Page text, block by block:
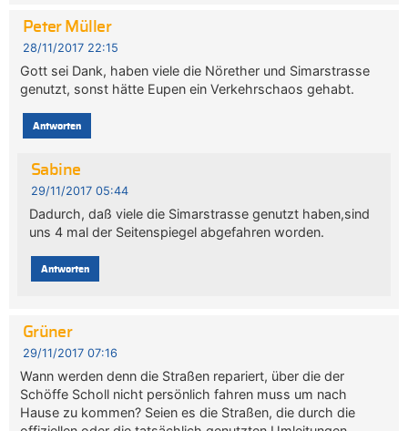
Peter Müller
28/11/2017 22:15
Gott sei Dank, haben viele die Nörether und Simarstrasse
genutzt, sonst hätte Eupen ein Verkehrschaos gehabt.
Antworten
Sabine
29/11/2017 05:44
Dadurch, daß viele die Simarstrasse genutzt haben,sind
uns 4 mal der Seitenspiegel abgefahren worden.
Antworten
Grüner
29/11/2017 07:16
Wann werden denn die Straßen repariert, über die der
Schöffe Scholl nicht persönlich fahren muss um nach
Hause zu kommen? Seien es die Straßen, die durch die